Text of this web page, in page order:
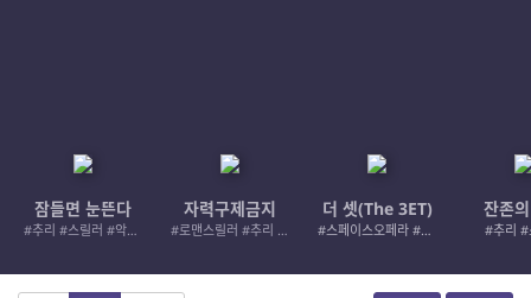
잠들면 눈뜬다
#추리 #스릴러 #악인 #로드레이지
자력구제금지
#로맨스릴러 #추리 #여성서사 #사적제재
더 셋(The 3ET)
#스페이스오페라 #우주활극
잔존
#추리 #